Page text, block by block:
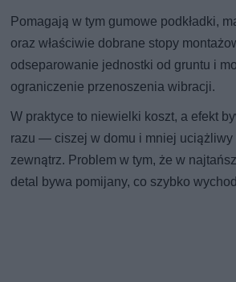
Pomagają w tym gumowe podkładki,
oraz właściwie dobrane stopy
odseparowanie jednostki od gruntu i
ograniczenie przenoszenia wibracji.
W praktyce to niewielki koszt, a efekt
razu — ciszej w domu i mniej uciążliwy
zewnątrz. Problem w tym, że w
detal bywa pomijany, co szybko